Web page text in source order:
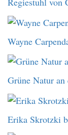
Wayne
Grüne Natur
Erika Skrotzki